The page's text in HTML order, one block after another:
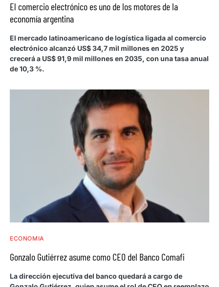
El comercio electrónico es uno de los motores de la
economía argentina
El mercado latinoamericano de logística ligada al comercio
electrónico alcanzó US$ 34,7 mil millones en 2025 y
crecerá a US$ 91,9 mil millones en 2035, con una tasa anual
de 10,3 %.
ECONOMIA
Gonzalo Gutiérrez asume como CEO del Banco Comafi
La dirección ejecutiva del banco quedará a cargo de